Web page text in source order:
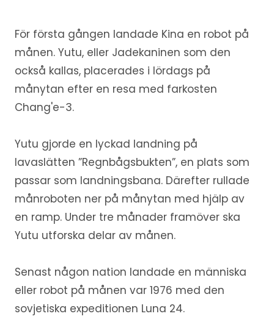
För första gången landade Kina en robot på
månen. Yutu, eller Jadekaninen som den
också kallas, placerades i lördags på
månytan efter en resa med farkosten
Chang'e-3.
Yutu gjorde en lyckad landning på
lavaslätten ”Regnbågsbukten”, en plats som
passar som landningsbana. Därefter rullade
månroboten ner på månytan med hjälp av
en ramp. Under tre månader framöver ska
Yutu utforska delar av månen.
Senast någon nation landade en människa
eller robot på månen var 1976 med den
sovjetiska expeditionen Luna 24.